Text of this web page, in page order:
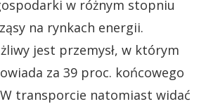
w różnym stopniu
na rynkach energii.
jest przemysł, w którym
za 39 proc. końcowego
transporcie natomiast widać